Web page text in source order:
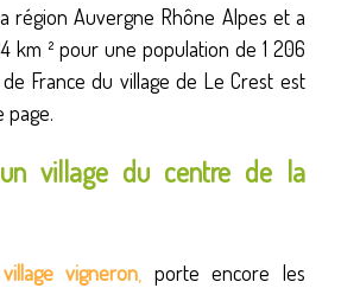
région Auvergne Rhône Alpes et a
km ² pour une population de 1 206
France du village de Le Crest est
page.
village du centre de la
vigneron, porte encore les